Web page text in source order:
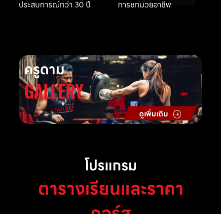
ประสบการณ์กว่า 30 ปี การชกมวยอาชีพ
ครูดาม
GALLERY
ดูเพิ่มเติม
โปรแกรม
ตารางเรียนและราคา